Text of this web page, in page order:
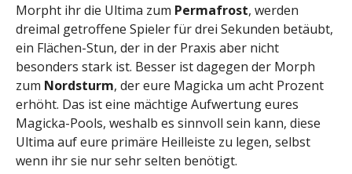
Morpht ihr die Ultima zum Permafrost, werden
dreimal getroffene Spieler für drei Sekunden betäubt,
ein Flächen-Stun, der in der Praxis aber nicht
besonders stark ist. Besser ist dagegen der Morph
zum Nordsturm, der eure Magicka um acht Prozent
erhöht. Das ist eine mächtige Aufwertung eures
Magicka-Pools, weshalb es sinnvoll sein kann, diese
Ultima auf eure primäre Heilleiste zu legen, selbst
wenn ihr sie nur sehr selten benötigt.